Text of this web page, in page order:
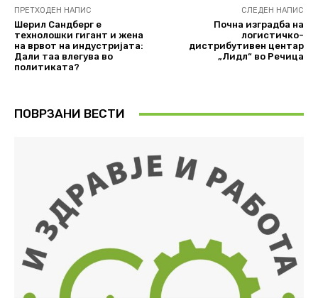
ПРЕТХОДЕН НАПИС
Шерил Сандберг е
технолошки гигант и жена
на врвот на индустријата:
Дали таа влегува во
политиката?
СЛЕДЕН НАПИС
Почна изградба на
логистичко-
дистрибутивен центар
„Лидл“ во Речица
ПОВРЗАНИ ВЕСТИ